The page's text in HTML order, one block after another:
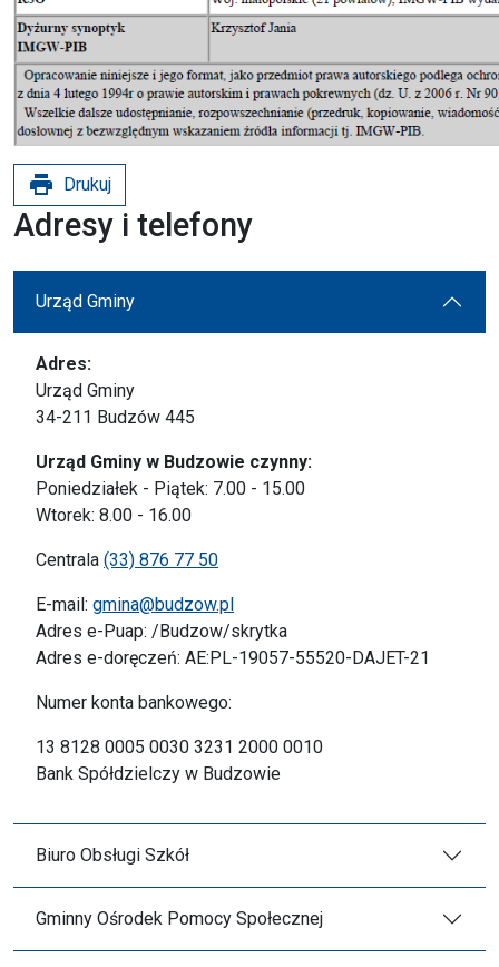
print Drukuj
Adresy i telefony
Urząd Gminy
Adres:
Urząd Gminy
34-211 Budzów 445
Urząd Gminy w Budzowie czynny:
Poniedziałek - Piątek: 7.00 - 15.00
Wtorek: 8.00 - 16.00
Centrala (33) 876 77 50
E-mail: gmina@budzow.pl
Adres e-Puap: /Budzow/skrytka
Adres e-doręczeń: AE:PL-19057-55520-DAJET-21
Numer konta bankowego:
13 8128 0005 0030 3231 2000 0010
Bank Spółdzielczy w Budzowie
Biuro Obsługi Szkół
Gminny Ośrodek Pomocy Społecznej